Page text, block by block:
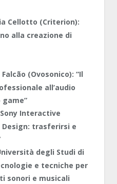
Cellotto (Criterion):
alla creazione di
(Ovosonico): “Il
all’audio
Interactive
Design: trasferirsi e
degli Studi di
e tecniche per
sonori e musicali